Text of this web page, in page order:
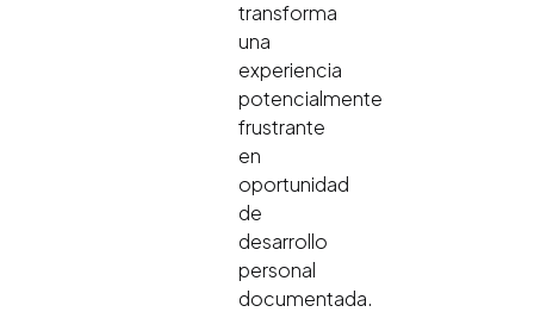
transforma
una
experiencia
potencialmente
frustrante
en
oportunidad
de
desarrollo
personal
documentada.